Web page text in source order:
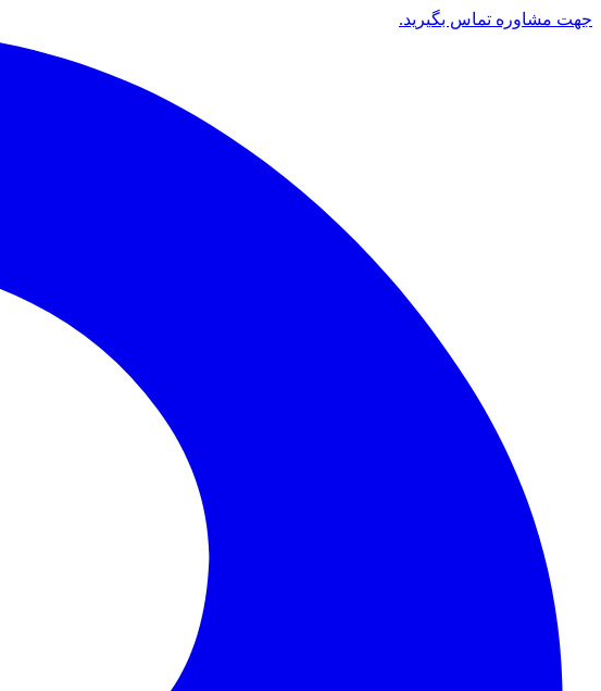
جهت مشاوره تماس بگیرید.